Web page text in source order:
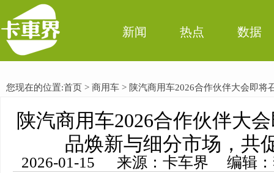
新闻 热点 数据
您现在的位置:首页 > 商用车 > 陕汽商用车2026合作伙伴大会即将
质量发展
陕汽商用车2026合作伙伴大
品焕新与细分市场，共
2026-01-15 来源：卡车界 编辑